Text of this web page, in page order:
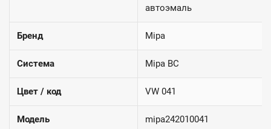
автоэмаль
Бренд Mipa
Система Mipa BC
Цвет / код VW 041
Модель mipa242010041